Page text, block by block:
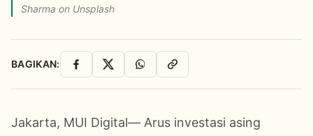
Sharma on Unsplash
BAGIKAN: Facebook
X WhatsAppSalin Link
Jakarta, MUI Digital— Arus investasi asing